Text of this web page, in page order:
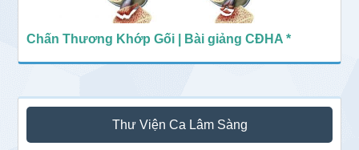
Chấn Thương Khớp Gối | Bài giảng CĐHA *
Thư Viện Ca Lâm Sàng